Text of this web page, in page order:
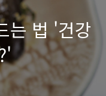
는 법 '건강